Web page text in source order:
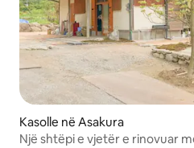
Kasolle në Asakura
Një shtëpi e vjetër e rinovuar